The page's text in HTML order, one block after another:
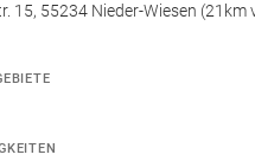
15, 55234 Nieder-Wiesen (21km